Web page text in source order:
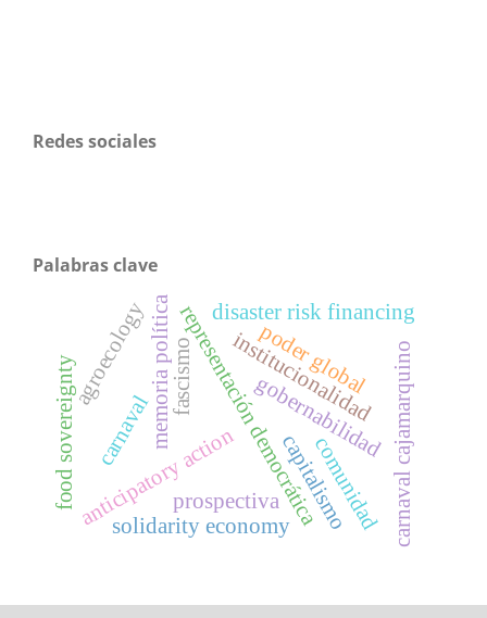
Redes sociales
Palabras clave
institucionalidad
gobernabilidad
representación democrática
memoria política
anticipatory action
disaster risk financing
agroecology
solidarity economy
food sovereignty carnaval cajamarquino
capitalismo
poder global
fascismo
carnaval
comunidad
prospectiva